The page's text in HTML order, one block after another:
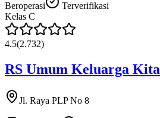
Beroperasi
Terverifikasi
Kelas C
4.5(2.732)
RS Umum Keluarga Kita
Jl. Raya PLP No 8